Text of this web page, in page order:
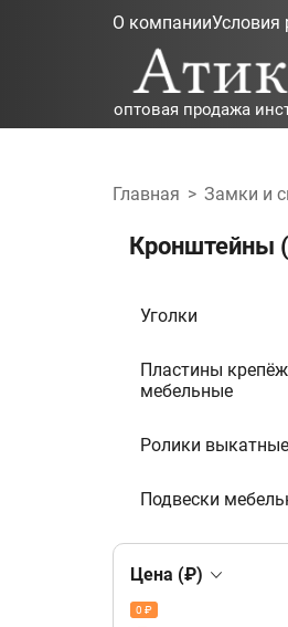
О компанииУсловия
оптовая продажа
Главная > Замки и
Кронштейны
Уголки
Пластины
мебельные
Ролики
Подвески
Цена (₽)
0 ₽